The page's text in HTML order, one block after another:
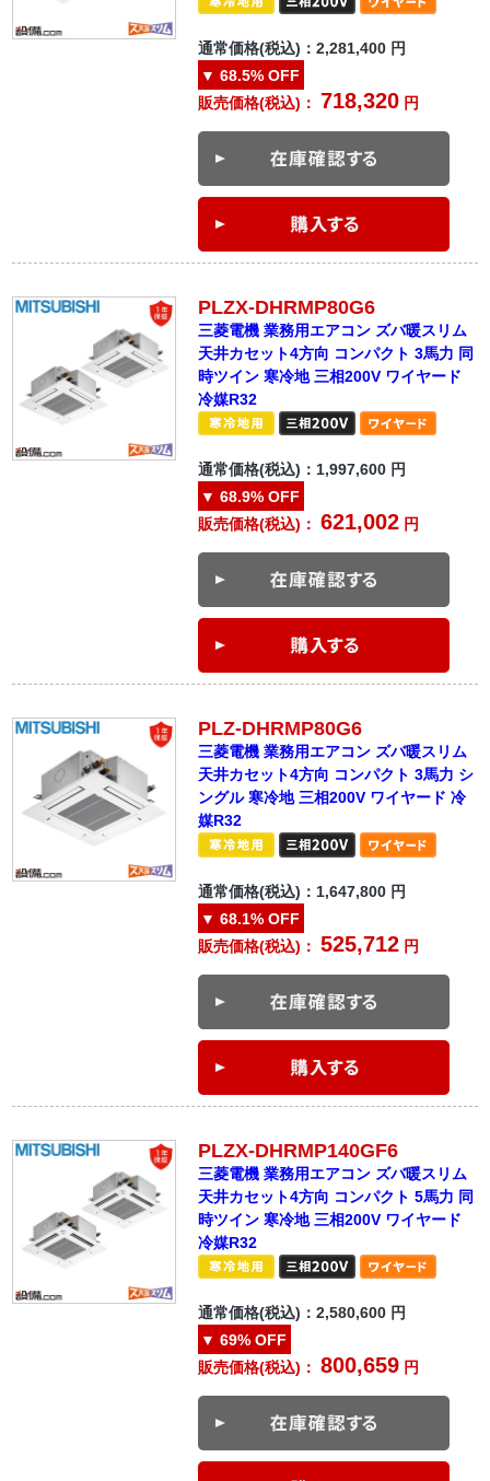
通常価格(税込)：2,281,400 円
▼ 68.5% OFF
販売価格(税込)： 718,320 円
PLZX-DHRMP80G6
三菱電機 業務用エアコン ズバ暖スリム
天井カセット4方向 コンパクト 3馬力 同
時ツイン 寒冷地 三相200V ワイヤード
冷媒R32
通常価格(税込)：1,997,600 円
▼ 68.9% OFF
販売価格(税込)：621,002 円
PLZ-DHRMP80G6
三菱電機 業務用エアコン ズバ暖スリム
天井カセット4方向 コンパクト 3馬力 シ
ングル 寒冷地 三相200V ワイヤード 冷
媒R32
通常価格(税込)： 1,647,800 円
▼ 68.1% OFF
販売価格(税込)：525,712 円
PLZX-DHRMP140GF6
三菱電機 業務用エアコン ズバ暖スリム
天井カセット4方向 コンパクト 5馬力 同
時ツイン 寒冷地 三相200V ワイヤード
冷媒R32
通常価格(税込)：2,580,600 円
▼ 69% OFF
販売価格(税込)：800,659 円